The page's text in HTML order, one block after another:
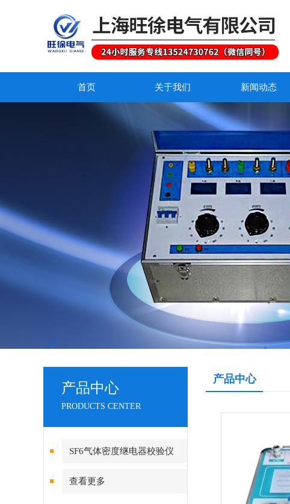
首页 关于我们 新闻动态
产品中心
PRODUCTS CENTER
SF6气体密度继电器校验仪
查看更多
产品中心